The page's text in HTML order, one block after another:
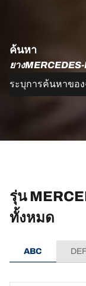
ค้นหา
ยาง
ระบุการค้นหาขอ
รุ่น
ทั้งหมด
ABC DEF